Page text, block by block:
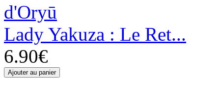
Lady Yakuza : Le Ret...
6.90€